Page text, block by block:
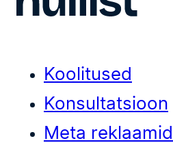
Koolitused
Konsultatsioon
Meta